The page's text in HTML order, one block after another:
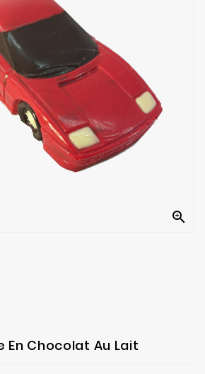

En Chocolat Au Lait